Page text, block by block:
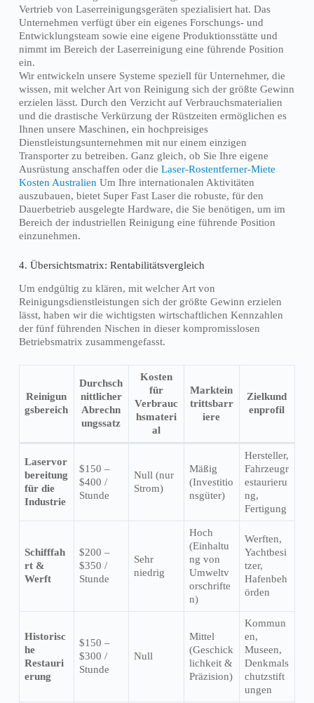
Vertrieb von Laserreinigungsgeräten spezialisiert hat. Das
Unternehmen verfügt über ein eigenes Forschungs- und
Entwicklungsteam sowie eine eigene Produktionsstätte und
nimmt im Bereich der Laserreinigung eine führende Position
ein.
Wir entwickeln unsere Systeme speziell für Unternehmer, die
wissen, mit welcher Art von Reinigung sich der größte Gewinn
erzielen lässt. Durch den Verzicht auf Verbrauchsmaterialien
und die drastische Verkürzung der Rüstzeiten ermöglichen es
Ihnen unsere Maschinen, ein hochpreisiges
Dienstleistungsunternehmen mit nur einem einzigen
Transporter zu betreiben. Ganz gleich, ob Sie Ihre eigene
Ausrüstung anschaffen oder die Laser-Rostentferner-Miete
Kosten AustralienUm Ihre internationalen Aktivitäten
auszubauen, bietet Super Fast Laser die robuste, für den
Dauerbetrieb ausgelegte Hardware, die Sie benötigen, um im
Bereich der industriellen Reinigung eine führende Position
einzunehmen.
4. Übersichtsmatrix: Rentabilitätsvergleich
Um endgültig zu klären, mit welcher Art von
Reinigungsdienstleistungen sich der größte Gewinn erzielen
lässt, haben wir die wichtigsten wirtschaftlichen Kennzahlen
der fünf führenden Nischen in dieser kompromisslosen
Betriebsmatrix zusammengefasst.
Reinigun
gsbereich
Durchsch
nittlicher
Abrechn
ungssatz
Kosten
für
Verbrauc
hsmateri
al
Marktein
trittsbarr
iere
Zielkund
enprofil
Laservor
bereitung
für die
Industrie
$150 –
$400 /
Stunde
Null (nur
Strom)
Mäßig
(Investitio
nsgüter)
Hersteller,
Fahrzeugr
estaurieru
ng,
Fertigung
Schifffah
rt &
Werft
$200 –
$350 /
Stunde
Sehr
niedrig
Hoch
(Einhaltu
ng von
Umweltv
orschrifte
n)
Werften,
Yachtbesi
tzer,
Hafenbeh
örden
Historisc
he
Restauri
erung
$150 –
$300 /
Stunde
Null
Mittel
(Geschick
lichkeit &
Präzision)
Kommun
en,
Museen,
Denkmals
chutzstift
ungen